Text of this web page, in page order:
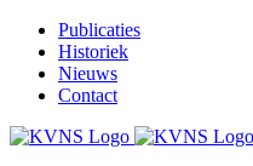
naar
inhoud
Publicaties
Historiek
Nieuws
Contact